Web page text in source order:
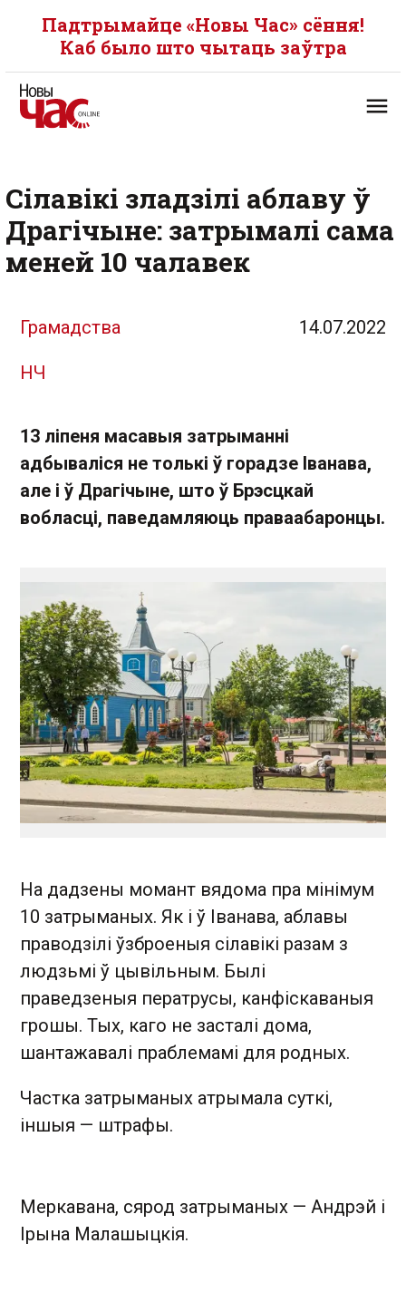
Падтрымайце «Новы Час» сёння!
Каб было што чытаць заўтра
Сілавікі зладзілі аблаву ў
Драгічыне: затрымалі сама
меней 10 чалавек
Грамадства 14.07.2022
НЧ
13 ліпеня масавыя затрыманні
адбываліся не толькі ў горадзе Іванава,
але і ў Драгічыне, што ў Брэсцкай
вобласці, паведамляюць праваабаронцы.
На дадзены момант вядома пра мінімум
10 затрыманых. Як і ў Іванава, аблавы
праводзілі ўзброеныя сілавікі разам з
людзьмі ў цывільным. Былі
праведзеныя ператрусы, канфіскаваныя
грошы. Тых, каго не засталі дома,
шантажавалі праблемамі для родных.
Частка затрыманых атрымала суткі,
іншыя — штрафы.
Меркавана, сярод затрыманых — Андрэй і
Ірына Малашыцкія.